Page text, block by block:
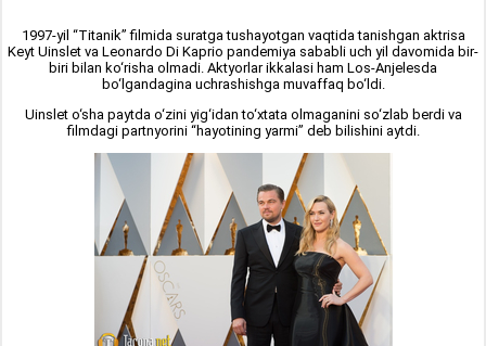
1997-yil “Titanik” filmida suratga tushayotgan vaqtida tanishgan aktrisa
Keyt Uinslet va Leonardo Di Kaprio pandemiya sababli uch yil davomida bir-
biri bilan ko‘risha olmadi. Aktyorlar ikkalasi ham Los-Anjelesda
bo‘lgandagina uchrashishga muvaffaq bo‘ldi.
Uinslet o‘sha paytda o‘zini yig‘idan to‘xtata olmaganini so‘zlab berdi va
filmdagi partnyorini “hayotining yarmi” deb bilishini aytdi.